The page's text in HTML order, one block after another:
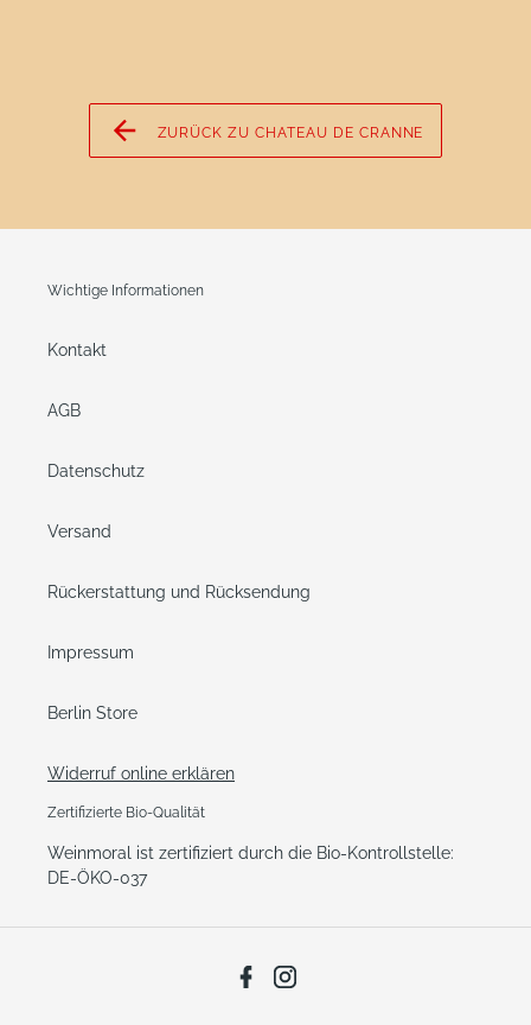
ZURÜCK ZU CHATEAU DE CRANNE
Wichtige Informationen
Kontakt
AGB
Datenschutz
Versand
Rückerstattung und Rücksendung
Impressum
Berlin Store
Widerruf online erklären
Zertifizierte Bio-Qualität
Weinmoral ist zertifiziert durch die Bio-Kontrollstelle:
DE-ÖKO-037
Facebook